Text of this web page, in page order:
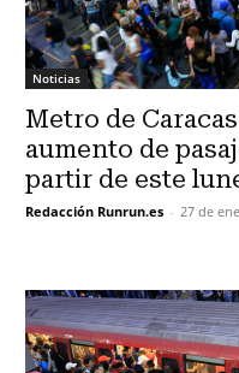
Noticias
Metro de
aumento de
partir de este
Redacción Runrun.es - 27 de